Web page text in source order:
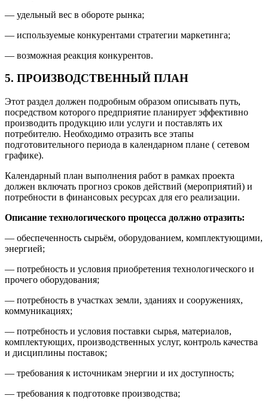
— удельный вес в обороте рынка;
— используемые конкурентами стратегии маркетинга;
— возможная реакция конкурентов.
5. ПРОИЗВОДСТВЕННЫЙ ПЛАН
Этот раздел должен подробным образом описывать путь,
посредством которого предприятие планирует эффективно
производить продукцию или услуги и поставлять их
потребителю. Необходимо отразить все этапы
подготовительного периода в календарном плане ( сетевом
графике).
Календарный план выполнения работ в рамках проекта
должен включать прогноз сроков действий (мероприятий) и
потребности в финансовых ресурсах для его реализации.
Описание технологического процесса должно отразить:
— обеспеченность сырьём, оборудованием, комплектующими,
энергией;
— потребность и условия приобретения технологического и
прочего оборудования;
— потребность в участках земли, зданиях и сооружениях,
коммуникациях;
— потребность и условия поставки сырья, материалов,
комплектующих, производственных услуг, контроль качества
и дисциплины поставок;
— требования к источникам энергии и их доступность;
— требования к подготовке производства;